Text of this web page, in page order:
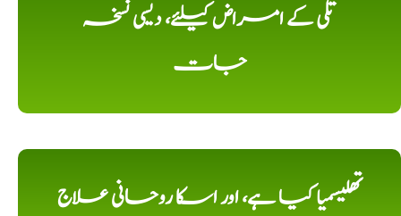
تلی کے امراض کیلئے، دیسی نسخہ
جات
تھلیسمیا کیا ہے، اور اسکا روحانی علاج